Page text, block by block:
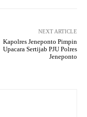
NEXT ARTICLE
Kapolres Jeneponto Pimpin
Upacara Sertijab PJU Polres
Jeneponto